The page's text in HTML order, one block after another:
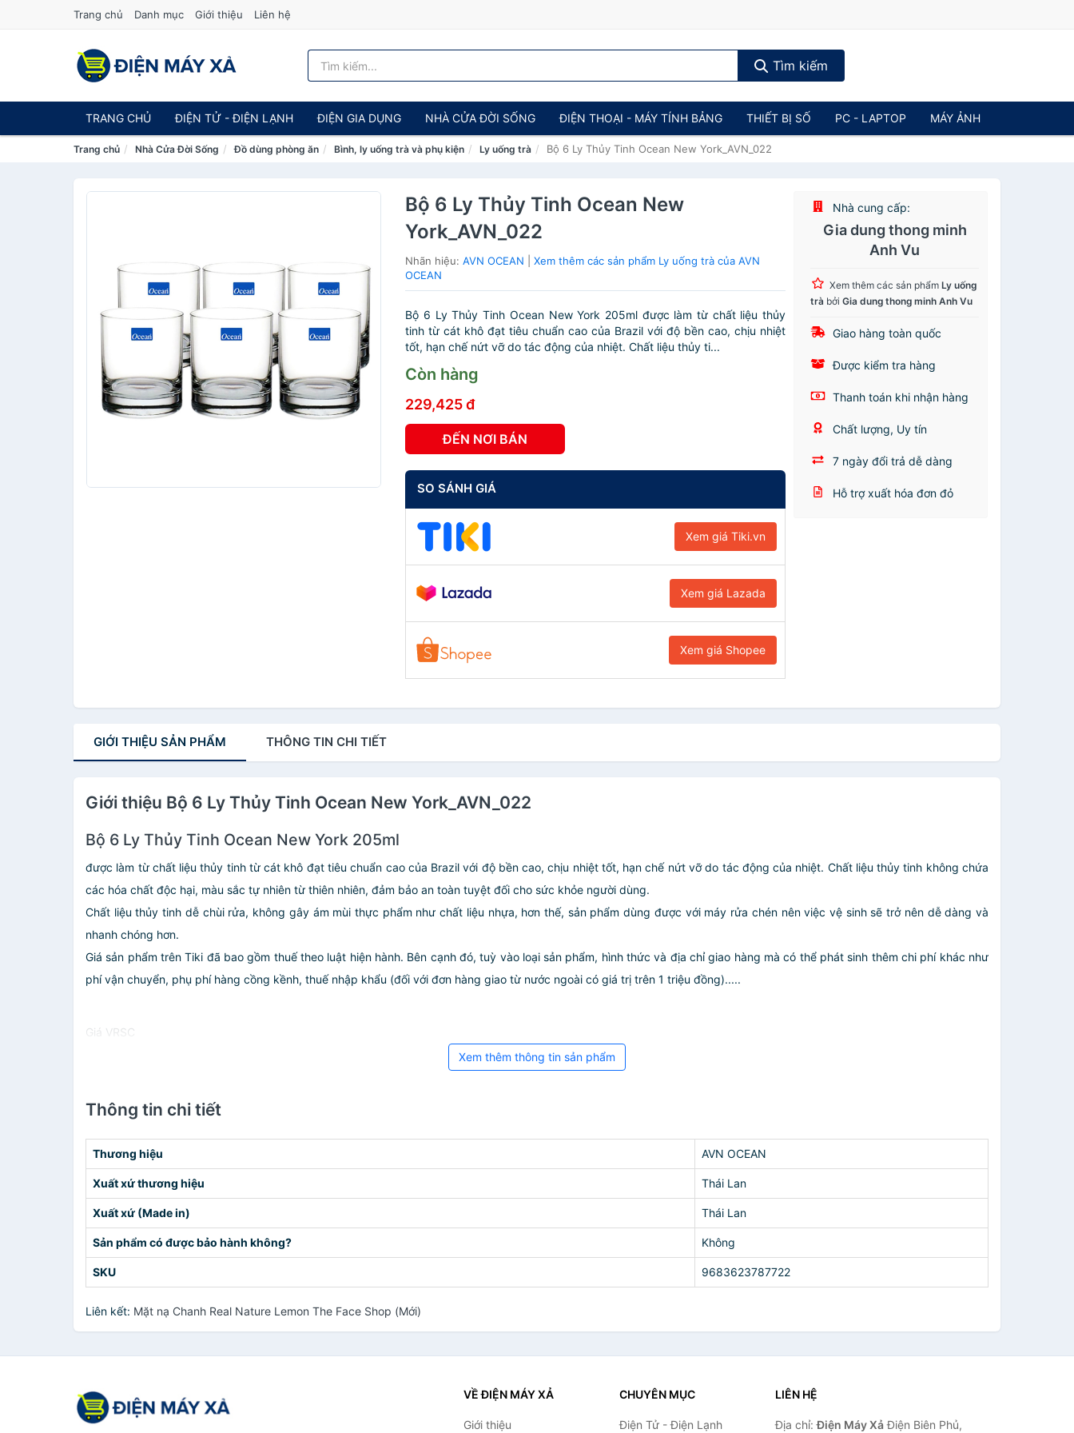
Trang chủ Danh mục Giới thiệu Liên hệ
Tìm kiếm
TRANG CHỦ ĐIỆN TỬ - ĐIỆN LẠNH ĐIỆN GIA DỤNG NHÀ CỬA ĐỜI SỐNG ĐIỆN THOẠI - MÁY TÍNH BẢNG THIẾT BỊ SỐ PC - LAPTOP MÁY ẢNH
Trang chủ Nhà Cửa Đời Sống Đồ dùng phòng ăn Bình, ly uống trà và phụ kiện Ly uống trà Bộ 6 Ly Thủy Tinh Ocean New York_AVN_022
Bộ 6 Ly Thủy Tinh Ocean New
York_AVN_022
Nhãn hiệu:AVN OCEAN |Xem thêm các sản phẩm Ly uống trà của AVN
OCEAN
Bộ 6 Ly Thủy Tinh Ocean New York 205ml được làm từ chất liệu thủy
tinh từ cát khô đạt tiêu chuẩn cao của Brazil với độ bền cao, chịu nhiệt
tốt, hạn chế nứt vỡ do tác động của nhiệt. Chất liệu thủy ti...
Còn hàng
229,425 đ
ĐẾN NƠI BÁN
SO SÁNH GIÁ
Xem giá Tiki.vn
Xem giá Lazada
Xem giá Shopee
Nhà cung cấp:
Gia dung thong minh
Anh Vu
Xem thêm các sản phẩmLy uống
trà bởiGia dung thong minh Anh Vu
Giao hàng toàn quốc
Được kiểm tra hàng
Thanh toán khi nhận hàng
Chất lượng, Uy tín
7 ngày đổi trả dễ dàng
Hỗ trợ xuất hóa đơn đỏ
GIỚI THIỆU SẢN PHẨM THÔNG TIN CHI TIẾT
Giới thiệu Bộ 6 Ly Thủy Tinh Ocean New York_AVN_022
Bộ 6 Ly Thủy Tinh Ocean New York 205ml
được làm từ chất liệu thủy tinh từ cát khô đạt tiêu chuẩn cao của Brazil với độ bền cao, chịu nhiệt tốt, hạn chế nứt vỡ do tác động của nhiệt. Chất liệu thủy tinh không chứa
các hóa chất độc hại, màu sắc tự nhiên từ thiên nhiên, đảm bảo an toàn tuyệt đối cho sức khỏe người dùng.
Chất liệu thủy tinh dễ chùi rửa, không gây ám mùi thực phẩm như chất liệu nhựa, hơn thế, sản phẩm dùng được với máy rửa chén nên việc vệ sinh sẽ trở nên dễ dàng và
nhanh chóng hơn.
Giá sản phẩm trên Tiki đã bao gồm thuế theo luật hiện hành. Bên cạnh đó, tuỳ vào loại sản phẩm, hình thức và địa chỉ giao hàng mà có thể phát sinh thêm chi phí khác như
phí vận chuyển, phụ phí hàng cồng kềnh, thuế nhập khẩu (đối với đơn hàng giao từ nước ngoài có giá trị trên 1 triệu đồng).....
Giá VRSC
Xem thêm thông tin sản phẩm
Thông tin chi tiết
Thương hiệu AVN OCEAN
Xuất xứ thương hiệu Thái Lan
Xuất xứ (Made in) Thái Lan
Sản phẩm có được bảo hành không? Không
SKU 9683623787722
Liên kết: Mặt nạ Chanh Real Nature Lemon The Face Shop (Mới)
VỀ ĐIỆN MÁY XẢ
Giới thiệu
CHUYÊN MỤC
Điện Tử - Điện Lạnh
LIÊN HỆ
Địa chỉ:Điện Máy XảĐiện Biên Phủ,